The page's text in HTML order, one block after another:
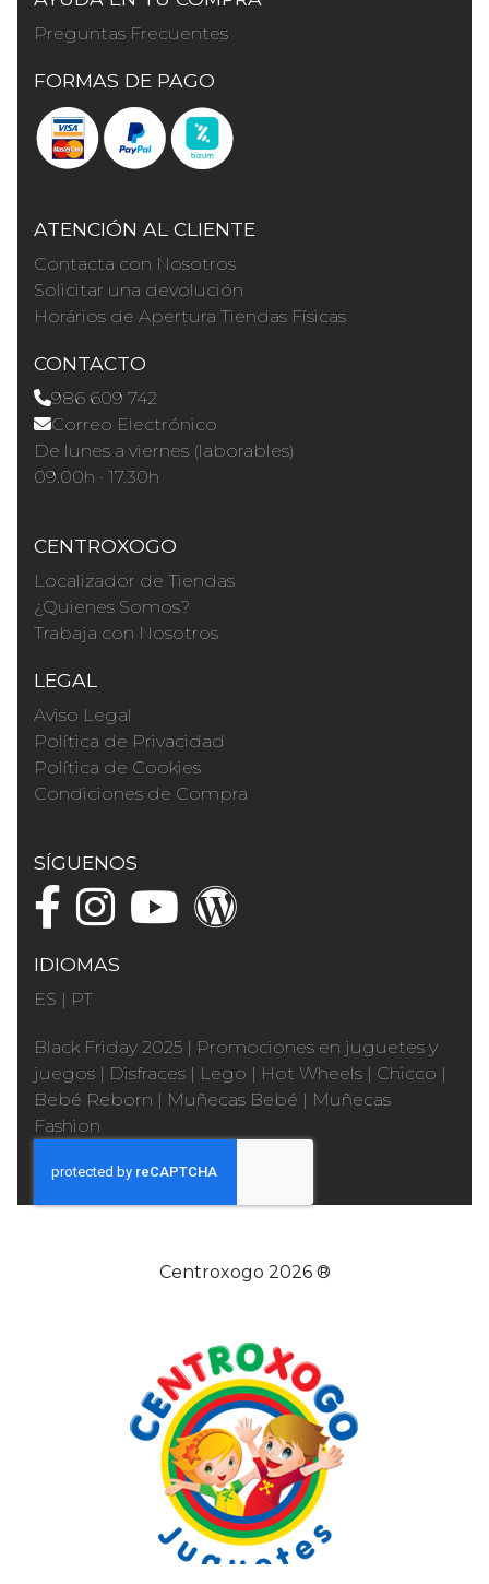
Preguntas Frecuentes
FORMAS DE PAGO
ATENCIÓN AL CLIENTE
Contacta con Nosotros
Solicitar una devolución
Horários de Apertura Tiendas Físicas
CONTACTO
986 609 742
Correo Electrónico
De lunes a viernes (laborables)
09.00h · 17.30h
CENTROXOGO
Localizador de Tiendas
¿Quienes Somos?
Trabaja con Nosotros
LEGAL
Aviso Legal
Política de Privacidad
Política de Cookies
Condiciones de Compra
SÍGUENOS
IDIOMAS
ES | PT
Black Friday 2025 | Promociones en juguetes y
juegos | Disfraces | Lego | Hot Wheels | Chicco |
Bebé Reborn | Muñecas Bebé | Muñecas
Fashion
Centroxogo 2026 ®